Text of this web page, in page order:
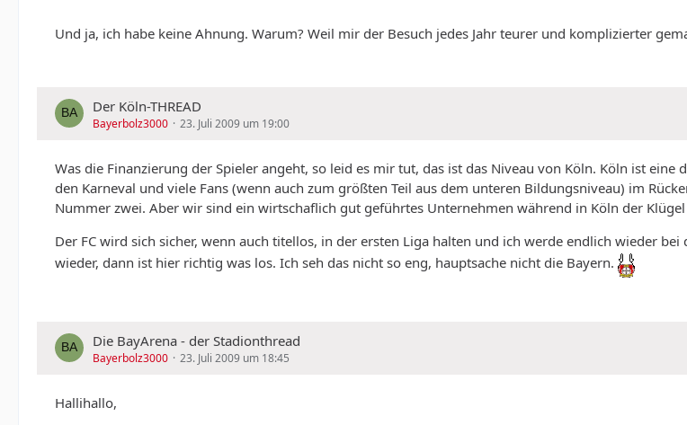
Und ja, ich habe keine Ahnung. Warum? Weil mir der Besuch jedes Jahr teurer und komplizierter
Der Köln-THREAD
Bayerbolz3000 23. Juli 2009 um 19:00
Was die Finanzierung der Spieler angeht, so leid es mir tut, das ist das Niveau von Köln. Köln ist
den Karneval und viele Fans (wenn auch zum größten Teil aus dem unteren Bildungsniveau) im
Nummer zwei. Aber wir sind ein wirtschaflich gut geführtes Unternehmen während in Köln der
Der FC wird sich sicher, wenn auch titellos, in der ersten Liga halten und ich werde endlich wieder
wieder, dann ist hier richtig was los. Ich seh das nicht so eng, hauptsache nicht die Bayern.
Die BayArena - der Stadionthread
Bayerbolz3000 23. Juli 2009 um 18:45
Hallihallo,